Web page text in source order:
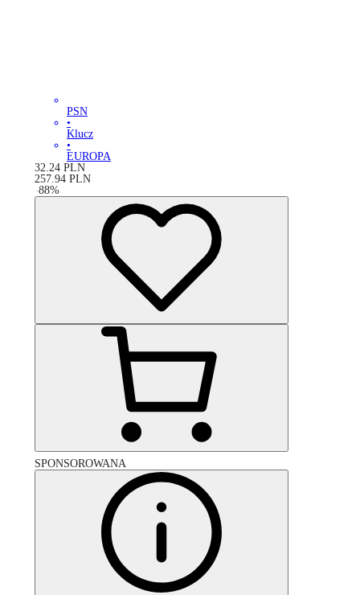
PSN
•
Klucz
•
EUROPA
32.24 PLN
257.94 PLN
-88%
SPONSOROWANA